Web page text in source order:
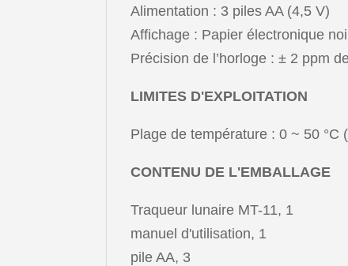
Alimentation : 3 piles AA (4,5 V)
Affichage : Papier électronique
Précision de l’horloge : ± 2 ppm
LIMITES D'EXPLOITATION
Plage de température : 0 ~ 50 °C
CONTENU DE L'EMBALLAGE
Traqueur lunaire MT-11, 1
manuel d'utilisation, 1
pile AA, 3